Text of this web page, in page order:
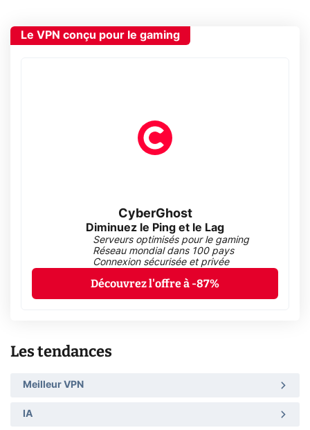
Le VPN conçu pour le gaming
CyberGhost
Diminuez le Ping et le Lag
Serveurs optimisés pour le gaming
Réseau mondial dans 100 pays
Connexion sécurisée et privée
Découvrez l'offre à -87%
Les tendances
Meilleur VPN
IA